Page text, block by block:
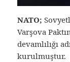
NATO;
Varşova
devamlılığı
kurulmuştur.